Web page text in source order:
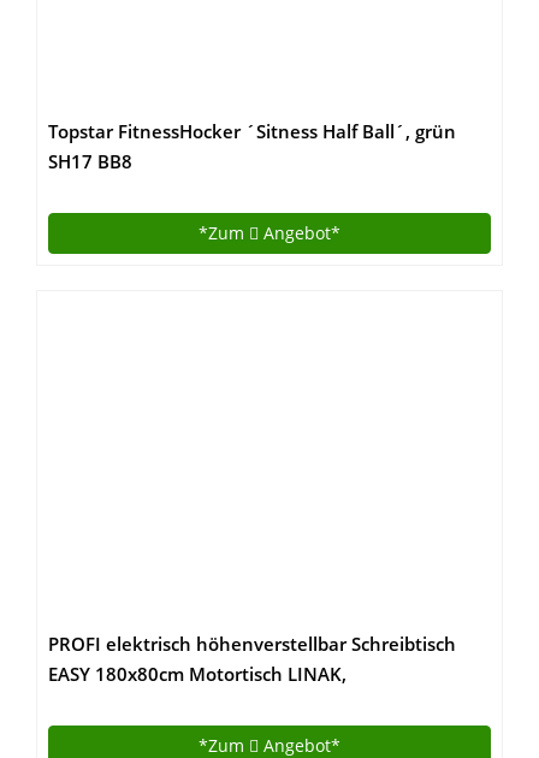
Topstar FitnessHocker ´Sitness Half Ball´, grün
SH17 BB8
*Zum Angebot*
PROFI elektrisch höhenverstellbar Schreibtisch
EASY 180x80cm Motortisch LINAK,
*Zum Angebot*